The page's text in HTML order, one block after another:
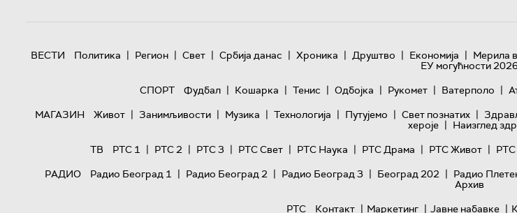
ВЕСТИ Политика | Регион | Свет | Србија данас | Хроника | Друштво | Економија | Мерила
ЕУ могућности 2026
СПОРТ
Фудбал | Кошарка | Тенис | Одбојка | Рукомет | Ватерполо |
МАГАЗИН
Живот | Занимљивости | Музика | Технологијa | Путујемо | Свет познатих |
хероје | Наизглед
ТВ
РТС 1 | РТС 2 | РТС 3 | РТС Свет | РТС Наука | РТС Драма | РТС Живот | РТС
РАДИО
Радио Београд 1 | Радио Београд 2 | Радио Београд 3 | Београд 202 | Радио
Архив
РТС
Контакт | Маркетинг | Јавне набавке |